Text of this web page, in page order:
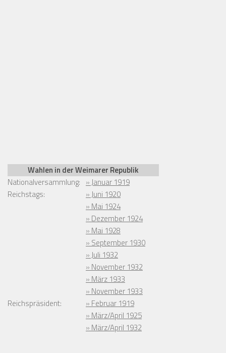
Wahlen in der Weimarer Republik
Nationalversammlung: » Januar 1919
Reichstags:
» Juni 1920
» Mai 1924
» Dezember 1924
» Mai 1928
» September 1930
» Juli 1932
» November 1932
» März 1933
» November 1933
Reichspräsident:
» Februar 1919
» März/April 1925
» März/April 1932